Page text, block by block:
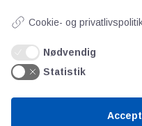
Kontakt
Persondata
Videncentre
Cookie- og
Nødvendig
Statistik